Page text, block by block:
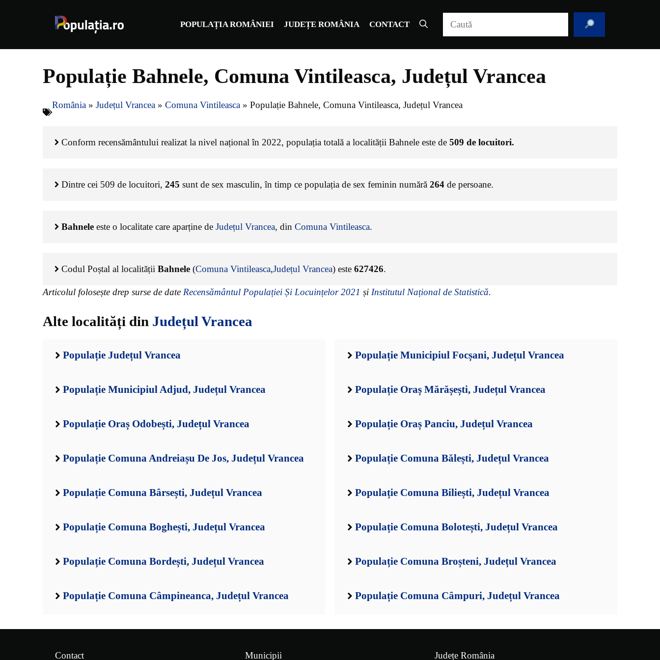
POPULAȚIA ROMÂNIEI JUDEȚE ROMÂNIA CONTACT
Populație Bahnele, Comuna Vintileasca, Județul Vrancea
România » Județul Vrancea » Comuna Vintileasca » Populație Bahnele, Comuna Vintileasca, Județul Vrancea
Conform recensământului realizat la nivel național în 2022, populația totală a localității Bahnele este de 509 de locuitori.
Dintre cei 509 de locuitori, 245 sunt de sex masculin, în timp ce populația de sex feminin numără 264 de persoane.
Bahnele este o localitate care aparține de Județul Vrancea, din Comuna Vintileasca.
Codul Poștal al localității Bahnele (Comuna Vintileasca,Județul Vrancea) este 627426.
Articolul folosește drep surse de date Recensământul Populației Și Locuințelor 2021 și Institutul Național de Statistică.
Alte localități din Județul Vrancea
Populație Județul Vrancea Populație Municipiul Focșani, Județul Vrancea
Populație Municipiul Adjud, Județul Vrancea Populație Oraș Mărășești, Județul Vrancea
Populație Oraș Odobești, Județul Vrancea Populație Oraș Panciu, Județul Vrancea
Populație Comuna Andreiașu De Jos, Județul Vrancea Populație Comuna Bălești, Județul Vrancea
Populație Comuna Bârsești, Județul Vrancea Populație Comuna Biliești, Județul Vrancea
Populație Comuna Boghești, Județul Vrancea Populație Comuna Bolotești, Județul Vrancea
Populație Comuna Bordești, Județul Vrancea Populație Comuna Broșteni, Județul Vrancea
Populație Comuna Câmpineanca, Județul Vrancea Populație Comuna Câmpuri, Județul Vrancea
Contact Municipii Județe România